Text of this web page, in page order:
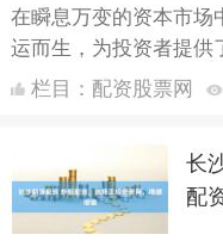
在瞬息万变的资本市场
运而生，为投资者提供
市场机遇，实现财富增
以放大投资....
栏目： 配资股票网
长
配